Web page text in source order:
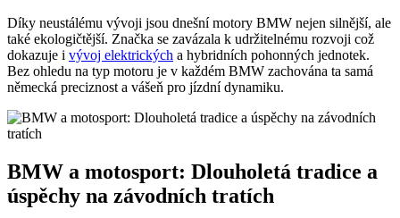
Díky neustálému vývoji jsou dnešní motory BMW nejen silnější, ale
také ekologičtější. Značka se zavázala k udržitelnému rozvoji což
dokazuje i vývoj elektrických a hybridních pohonných jednotek.
Bez ohledu na typ motoru je v každém BMW zachována ta samá
německá preciznost a vášeň pro jízdní dynamiku.
BMW a motosport: Dlouholetá tradice a
úspěchy na závodních tratích